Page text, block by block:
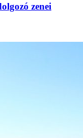
zenei